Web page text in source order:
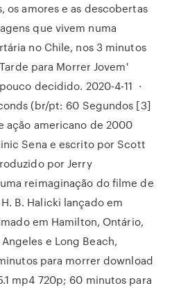
os amores e as descobertas
que vivem numa
no Chile, nos 3 minutos
para Morrer Jovem'
decidido. 2020-4-11 ·
(br/pt: 60 Segundos [3]
ação americano de 2000
Sena e escrito por Scott
por Jerry
reimaginação do filme de
B. Halicki lançado em
em Hamilton, Ontário,
e Long Beach,
para morrer download
mp4 720p; 60 minutos para